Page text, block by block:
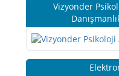
Vizyonder